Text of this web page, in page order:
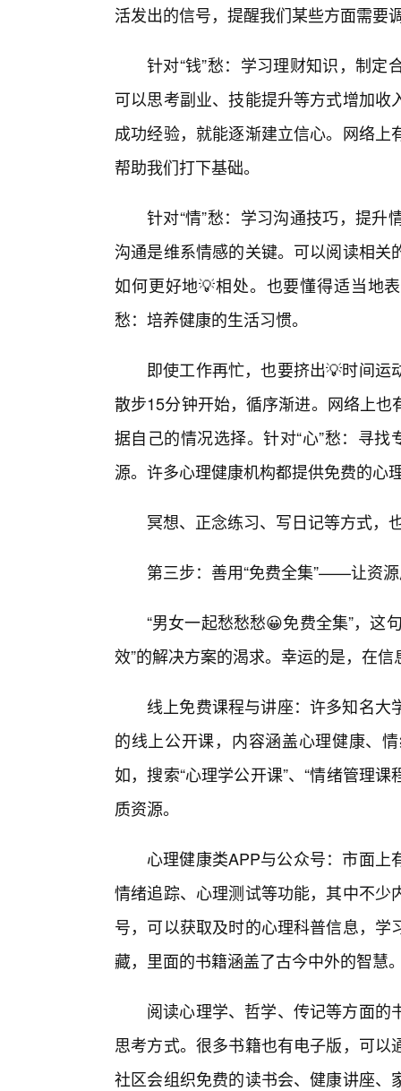
活发出的信号，提醒我们某些方面需要
针对“钱”愁：学习理财知识，制
可以思考副业、技能提升等方式增加
成功经验，就能逐渐建立信心。网络
帮助我们打下基础。
针对“情”愁：学习沟通技巧，提
沟通是维系情感的关键。可以阅读相
如何更好地💡相处。也要懂得适当地
愁：培养健康的生活习惯。
即使工作再忙，也要挤出💡时间
散步15分钟开始，循序渐进。网络上
据自己的情况选择。针对“心”愁：寻
源。许多心理健康机构都提供免费的心
冥想、正念练习、写日记等方式，
第三步：善用“免费全集”——让资
“男女一起愁愁愁😀免费全集”，这
效”的解决方案的渴求。幸运的是，在
线上免费课程与讲座：许多知名
的线上公开课，内容涵盖心理健康、
如，搜索“心理学公开课”、“情绪管理
质资源。
心理健康类APP与公众号：市面
情绪追踪、心理测试等功能，其中不
号，可以获取及时的心理科普信息，
藏，里面的书籍涵盖了古今中外的智慧
阅读心理学、哲学、传记等方面
思考方式。很多书籍也有电子版，可
社区会组织免费的读书会、健康讲座